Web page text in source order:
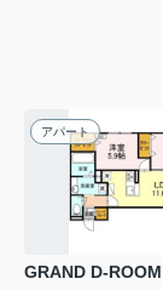
アパート
GRAND D-